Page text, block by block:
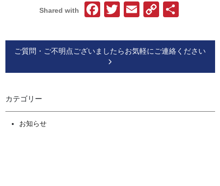
Shared with Facebook
Twitter
EmailCopy
ご質問・ご不明点ございましたらお気軽にご連絡ください
カテゴリー
お知らせ